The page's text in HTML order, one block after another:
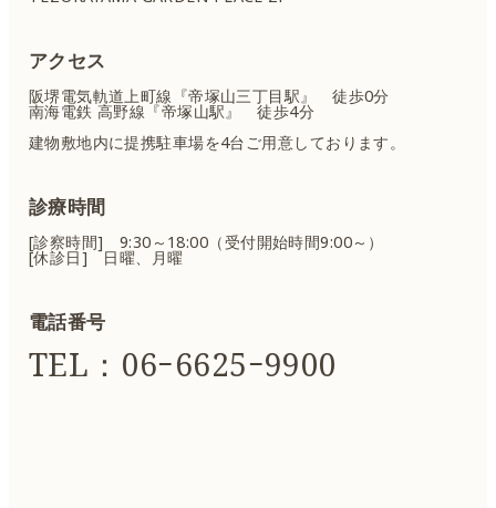
アクセス
阪堺電気軌道上町線『帝塚山三丁目駅』 徒歩0分
南海電鉄 高野線『帝塚山駅』 徒歩4分
建物敷地内に提携駐車場を4台ご用意しております。
診療時間
[診察時間] 9:30～18:00（受付開始時間9:00～）
[休診日] 日曜、月曜
電話番号
TEL：06ｰ6625ｰ9900